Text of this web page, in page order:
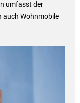
umfasst der
auch Wohnmobile